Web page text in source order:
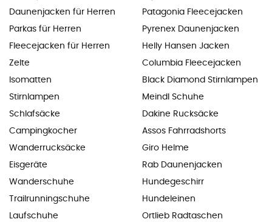
Daunenjacken für Herren
Parkas für Herren
Fleecejacken für Herren
Zelte
Isomatten
Stirnlampen
Schlafsäcke
Campingkocher
Wanderrucksäcke
Eisgeräte
Wanderschuhe
Trailrunningschuhe
Laufschuhe
Patagonia Fleecejacken
Pyrenex Daunenjacken
Helly Hansen Jacken
Columbia Fleecejacken
Black Diamond Stirnlampen
Meindl Schuhe
Dakine Rucksäcke
Assos Fahrradshorts
Giro Helme
Rab Daunenjacken
Hundegeschirr
Hundeleinen
Ortlieb Radtaschen